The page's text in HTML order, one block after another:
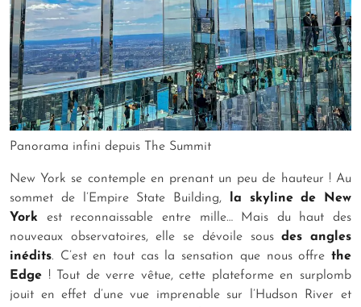
Panorama infini depuis The Summit
New York se contemple en prenant un peu de hauteur ! Au
sommet de l’Empire State Building, la skyline de New
York est reconnaissable entre mille… Mais du haut des
nouveaux observatoires, elle se dévoile sousdes angles
inédits. C’est en tout cas la sensation que nous offre the
Edge ! Tout de verre vêtue, cette plateforme en surplomb
jouit en effet d’une vue imprenable sur l’Hudson River et